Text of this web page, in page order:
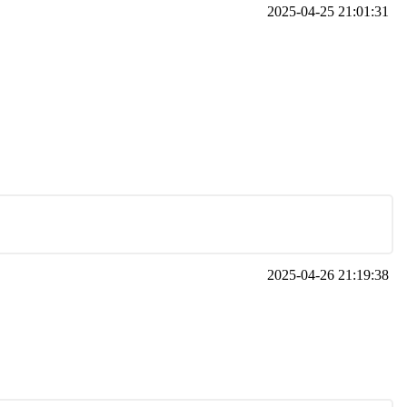
2025-04-25 21:01:31
2025-04-26 21:19:38